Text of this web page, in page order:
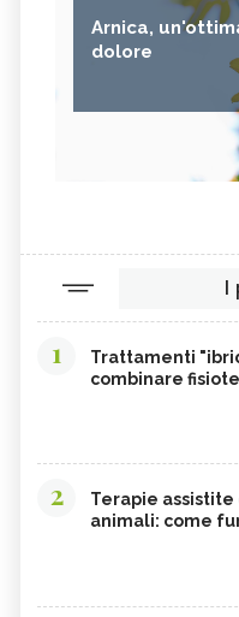
Arnica,
dolore
1
Trattamenti
combinare
2
Terapie assistite
animali: come